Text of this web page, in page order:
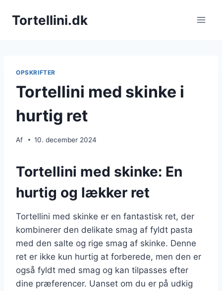
Tortellini.dk
OPSKRIFTER
Tortellini med skinke i
hurtig ret
Af 10. december 2024
Tortellini med skinke: En
hurtig og lækker ret
Tortellini med skinke er en fantastisk ret, der
kombinerer den delikate smag af fyldt pasta
med den salte og rige smag af skinke. Denne
ret er ikke kun hurtig at forberede, men den er
også fyldt med smag og kan tilpasses efter
dine præferencer. Uanset om du er på udkig